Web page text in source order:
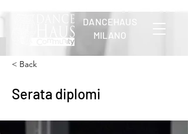
DANCEHAUS
MILANO
< Back
Serata diplomi